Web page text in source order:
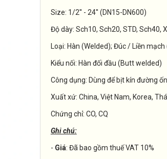
Size: 1/2'' - 24'' (DN15-DN600)
Độ dày: Sch10, Sch20, STD, Sch40,
Loại: Hàn (Welded); Đúc / Liền
Kiểu nối: Hàn đối đầu (Butt welded)
Công dụng: Dùng để bịt kín đường
Xuất xứ: China, Việt Nam, Korea,
Chứng chỉ: CO, CQ
Ghi chú:
- Giá: Đã bao gồm thuế VAT 10%